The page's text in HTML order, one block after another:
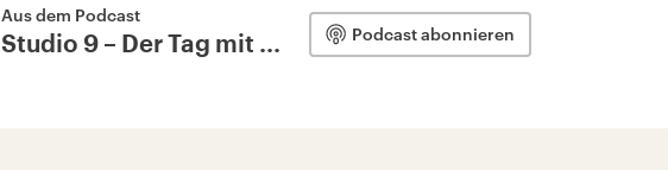
Aus dem Podcast
Studio 9 – Der Tag mit ... Podcast abonnieren